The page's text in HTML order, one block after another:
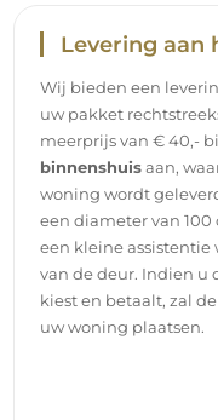
Om de montage en
eenvoudig en
gedetailleerde
alle nodige stappen
spiegel, evenals tips
het beheer ervan,
kunt genieten.